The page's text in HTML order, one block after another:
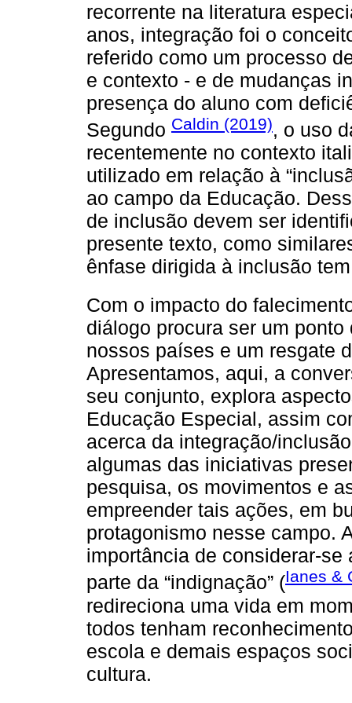
recorrente na literatura
anos, integração foi o
referido como um processo
e contexto - e de mudanças
presença do aluno com
Segundo Caldin (2019), o uso
recentemente no contexto
utilizado em relação à
ao campo da Educação.
de inclusão devem ser
presente texto, como
ênfase dirigida à inclusão
Com o impacto do
diálogo procura ser um
nossos países e um resgate
Apresentamos, aqui, a
seu conjunto, explora
Educação Especial, assim
acerca da integração/
algumas das iniciativas
pesquisa, os movimentos e
empreender tais ações, em
protagonismo nesse campo.
importância de considerar-
parte da “indignação” (Ianes &
redireciona uma vida em
todos tenham
escola e demais espaços
cultura.